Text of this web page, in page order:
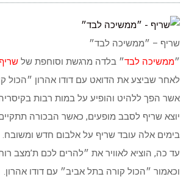
שריף – ״ממשיכה לבד״
״ממשיכה לבד״ בלדה מרגשת וסוחפת של שריף
לאחר שביצע את הדואט עם דודו אהרון ״הכול
אשר הפך ללהיט והופיע על במות רבות
יוצא שריף לסבב מופעים, כאשר הבכורה תתקיים
בימים אלה עובד שריף על אלבום חדש ומשובח.
עד כה, הוציא לאוויר את ״להרים לכם ת’מצב
וכאמור ״הכול קורה בתל אביב״ עם דודו אהרון.